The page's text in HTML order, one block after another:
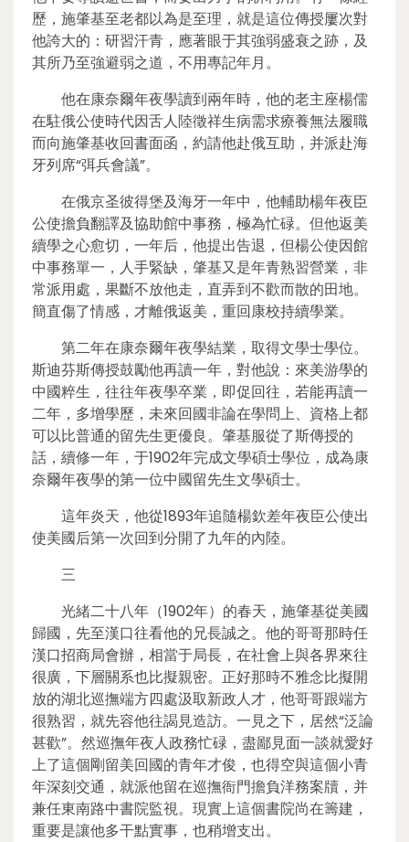
歷，施肇基至老都以為是至理，就是這位傳授屢次對
他誇大的：研習汗青，應著眼于其強弱盛衰之跡，及
其所乃至強避弱之道，不用專記年月。
他在康奈爾年夜學讀到兩年時，他的老主座楊儒
在駐俄公使時代因舌人陸徵祥生病需求療養無法履職
而向施肇基收回書面函，約請他赴俄互助，并派赴海
牙列席“弭兵會議”。
在俄京圣彼得堡及海牙一年中，他輔助楊年夜臣
公使擔負翻譯及協助館中事務，極為忙碌。但他返美
續學之心愈切，一年后，他提出告退，但楊公使因館
中事務單一，人手緊缺，肇基又是年青熟習營業，非
常派用處，果斷不放他走，直弄到不歡而散的田地。
簡直傷了情感，才離俄返美，重回康校持續學業。
第二年在康奈爾年夜學結業，取得文學士學位。
斯迪芬斯傳授鼓勵他再讀一年，對他說：來美游學的
中國粹生，往往年夜學卒業，即促回往，若能再讀一
二年，多增學歷，未來回國非論在學問上、資格上都
可以比普通的留先生更優良。肇基服從了斯傳授的
話，續修一年，于1902年完成文學碩士學位，成為康
奈爾年夜學的第一位中國留先生文學碩士。
這年炎天，他從1893年追隨楊欽差年夜臣公使出
使美國后第一次回到分開了九年的內陸。
三
光緒二十八年（1902年）的春天，施肇基從美國
歸國，先至漢口往看他的兄長誠之。他的哥哥那時任
漢口招商局會辦，相當于局長，在社會上與各界來往
很廣，下層關系也比擬親密。正好那時不雅念比擬開
放的湖北巡撫端方四處汲取新政人才，他哥哥跟端方
很熟習，就先容他往謁見造訪。一見之下，居然“泛論
甚歡”。然巡撫年夜人政務忙碌，盡鄙見面一談就愛好
上了這個剛留美回國的青年才俊，也得空與這個小青
年深刻交通，就派他留在巡撫衙門擔負洋務案牘，并
兼任東南路中書院監視。現實上這個書院尚在籌建，
重要是讓他多干點實事，也稍增支出。